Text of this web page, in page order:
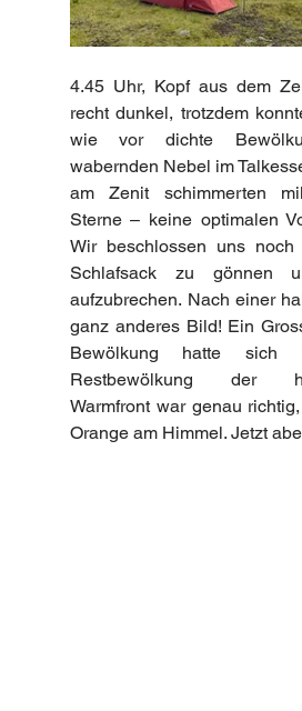
4.45 Uhr, Kopf aus dem
recht dunkel, trotzdem
wie vor dichte
wabernden Nebel im
am Zenit schimmerten
Sterne – keine optimalen
Wir beschlossen uns
Schlafsack zu gönnen
aufzubrechen. Nach einer
ganz anderes Bild! Ein
Bewölkung hatte sich
Restbewölkung der
Warmfront war genau
Orange am Himmel. Jetzt